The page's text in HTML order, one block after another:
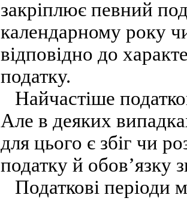
закріплює певний
календарному року
відповідно до
податку.
Найчастіше
Але в деяких
для цього є збіг чи
податку й обов’язку
Податкові періоди